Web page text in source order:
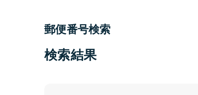
郵便番号検索
検索結果